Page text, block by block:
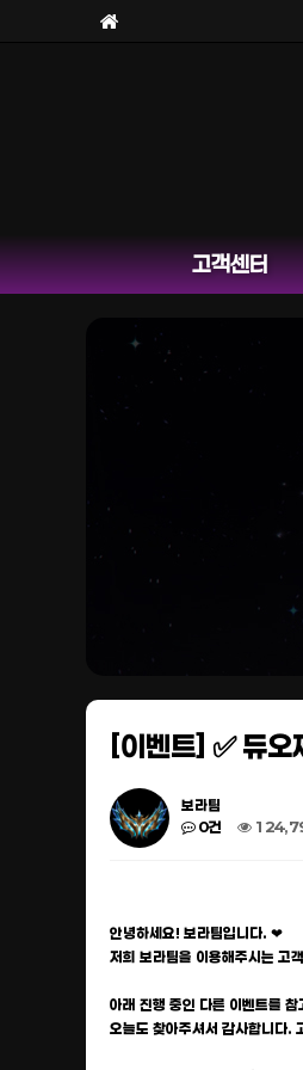
고객센터
[이벤트] ✅ 듀
보라팀
0건
안녕하세요! 보라팀입니다. ❤
저희 보라팀을 이용해주시는 고
아래 진행 중인 다른 이벤트를
오늘도 찾아주셔서 감사합니다.